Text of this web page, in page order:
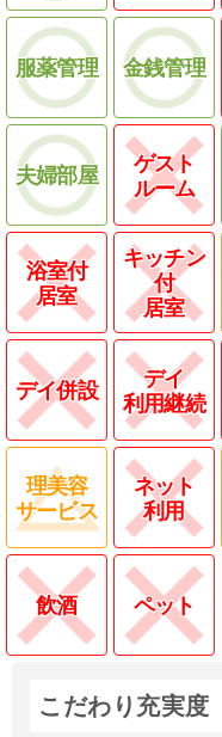
服薬管理 金銭管理
夫婦部屋
ゲスト
ルーム
浴室付
居室
キッチン
付
居室
デイ併設
デイ
利用継続
理美容
サービス
ネット
利用
飲酒 ペット
こだわり充実度